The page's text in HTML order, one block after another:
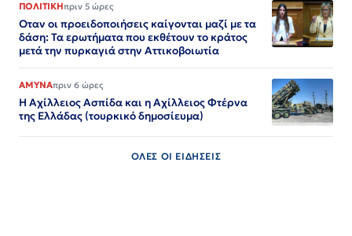
ΠΟΛΙΤΙΚΗπριν 5 ώρες
Οταν οι προειδοποιήσεις καίγονται μαζί με τα
δάση: Τα ερωτήματα που εκθέτουν το κράτος
μετά την πυρκαγιά στην Αττικοβοιωτία
ΑΜΥΝΑπριν 6 ώρες
Η Αχίλλειος Ασπίδα και η Αχίλλειος Φτέρνα
της Ελλάδας (τουρκικό δημοσίευμα)
ΟΛΕΣ ΟΙ ΕΙΔΗΣΕΙΣ